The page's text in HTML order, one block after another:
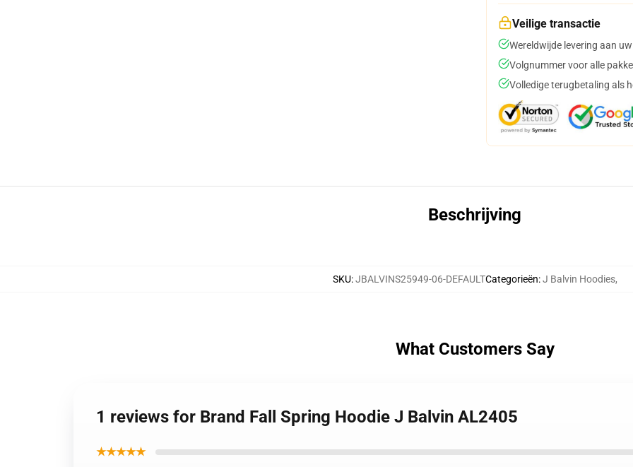
Veilige transactie
Wereldwijde levering aan
Volgnummer voor alle
Volledige terugbetaling als
Beschrijving
SKU:JBALVINS25949-06-DEFAULTCategorieën:J Balvin Hoodies,
What Customers Say
1 reviews for Brand Fall Spring Hoodie J Balvin AL2405
★★★★★